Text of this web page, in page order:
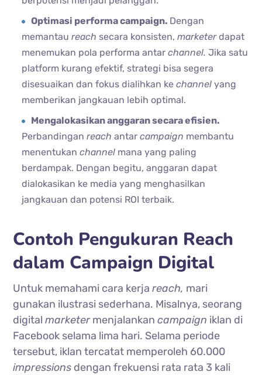
Optimasi performa campaign. Dengan
memantaureach secara konsisten,marketerdapat
menemukan pola performa antarchannel. Jika satu
platform kurang efektif, strategi bisa segera
disesuaikan dan fokus dialihkan kechannel yang
memberikan jangkauan lebih optimal.
Mengalokasikan anggaran secara efisien.
Perbandinganreach antarcampaign membantu
menentukanchannel mana yang paling
berdampak. Dengan begitu, anggaran dapat
dialokasikan ke media yang menghasilkan
jangkauan dan potensi ROI terbaik.
Contoh Pengukuran Reach
dalam Campaign Digital
Untuk memahami cara kerjareach, mari
gunakan ilustrasi sederhana. Misalnya, seorang
digitalmarketermenjalankancampaign iklan di
Facebook selama lima hari. Selama periode
tersebut, iklan tercatat memperoleh 60.000
impressions dengan frekuensi rata rata 3 kali